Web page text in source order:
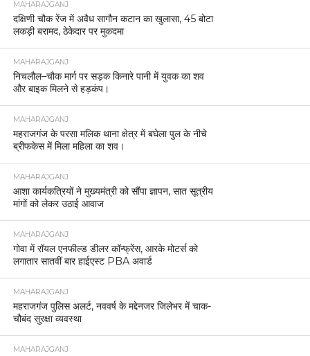
MAHARAJGANJ
दक्षिणी चौक रेंज में अवैध सागौन कटान का खुलासा, 45 बोटा
लकड़ी बरामद, ठेकेदार पर मुकदमा
MAHARAJGANJ
निचलौल–चौक मार्ग पर सड़क किनारे पानी में युवक का शव
और बाइक मिलने से हड़कंप।
MAHARAJGANJ
महराजगंज के परसा मलिक थाना क्षेत्र में बघेला पुल के नीचे
ब्रीफकेस में मिला महिला का शव।
MAHARAJGANJ
आशा कार्यकत्रियों ने मुख्यमंत्री को सौंपा ज्ञापन, सात सूत्रीय
मांगों को लेकर उठाई आवाज
MAHARAJGANJ
गोवा में रॉयल एनफील्ड डीलर कॉन्फ्रेंस, आरके मोटर्स को
लगातार सातवीं बार हाईएस्ट PBA अवार्ड
MAHARAJGANJ
महराजगंज पुलिस अलर्ट, नववर्ष के मद्देनजर जिलेभर में चाक-
चौबंद सुरक्षा व्यवस्था
MAHARAJGANJ